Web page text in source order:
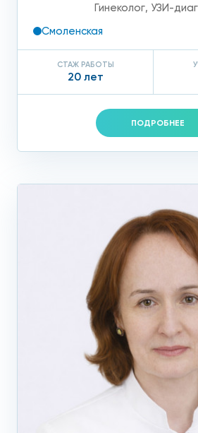
Гинеколог, УЗИ-
Смоленская
СТАЖ РАБОТЫ
20 лет
ПОДРОБНЕЕ